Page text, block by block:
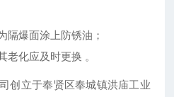
隔爆面涂上防锈油；
老化应及时更换 。
创立于奉贤区奉城镇洪庙工业